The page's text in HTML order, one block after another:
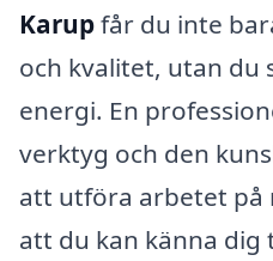
Karupfår du inte
och kvalitet, utan du
energi. En
verktyg och den
att utföra arbetet
att du kan känna dig